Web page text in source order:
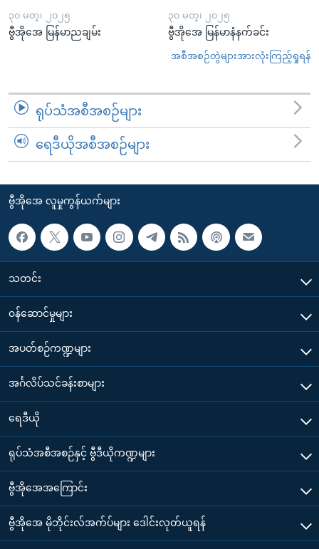
၃၀ မတ္၊ ၂၀၂၅
ဗွီအိုအေ မြန်မာညချမ်း
၃၀ မတ္၊ ၂၀၂၅
ဗွီအိုအေ မြန်မာနံနက်ခင်း
အစီအစဉ်တွဲများအားလုံးကြည့်ရှုရန်
ရုပ်သံအစီအစဉ်များ
ရေဒီယိုအစီအစဉ်များ
ဗွီအိုအေ လူမှုကွန်ယက်များ
သတင်း
၀န်ဆောင်မှုများ
အပတ်စဉ်ကဏ္ဍများ
အင်္ဂလိပ်သင်ခန်းစာများ
ရေဒီယို
ရုပ်သံအစီအစဉ်နှင့် ဗွီဒီယိုကဏ္ဍများ
ဗွီအိုအေအကြောင်း
ဗွီအိုအေ မိုဘိုင်းလ်အက်ပ်များ ဒေါင်းလုတ်ယူရန်